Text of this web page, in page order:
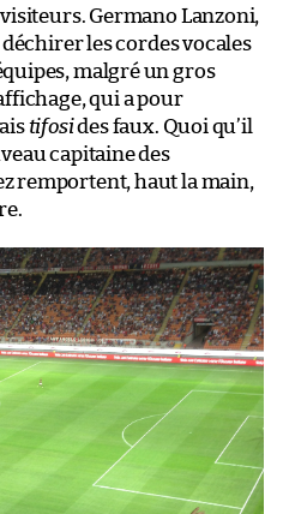
Germano Lanzoni,
les cordes vocales
malgré un gros
qui a pour
tifosides faux. Quoi qu’il
capitaine des
remportent, haut la main,